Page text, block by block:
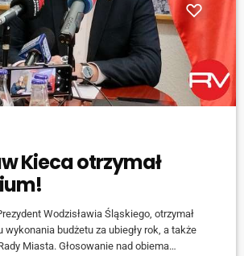
Kieca otrzymał
Wodzisławia Śląskiego, otrzymał
wykonania budżetu za ubiegły rok, a także
Miasta. Głosowanie nad obiema